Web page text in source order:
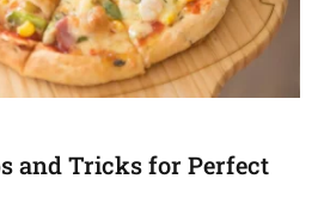
and Tricks for Perfect